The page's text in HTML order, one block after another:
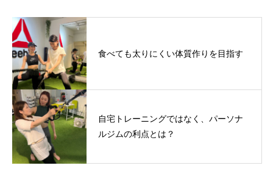
食べても太りにくい体質作りを目指す
自宅トレーニングではなく、パーソナ
ルジムの利点とは？